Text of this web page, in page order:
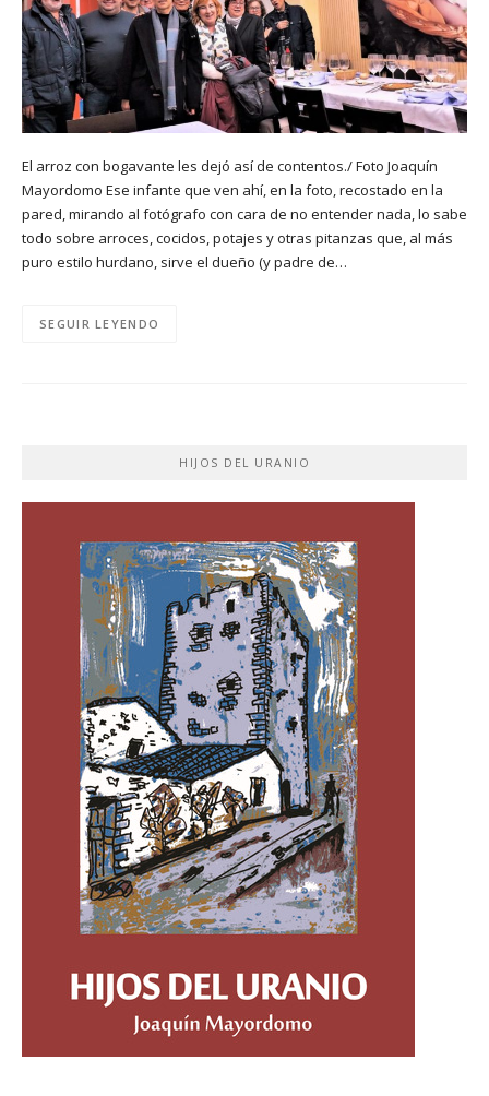
El arroz con bogavante les dejó así de contentos./ Foto Joaquín
Mayordomo Ese infante que ven ahí, en la foto, recostado en la
pared, mirando al fotógrafo con cara de no entender nada, lo sabe
todo sobre arroces, cocidos, potajes y otras pitanzas que, al más
puro estilo hurdano, sirve el dueño (y padre de…
SEGUIR LEYENDO
HIJOS DEL URANIO